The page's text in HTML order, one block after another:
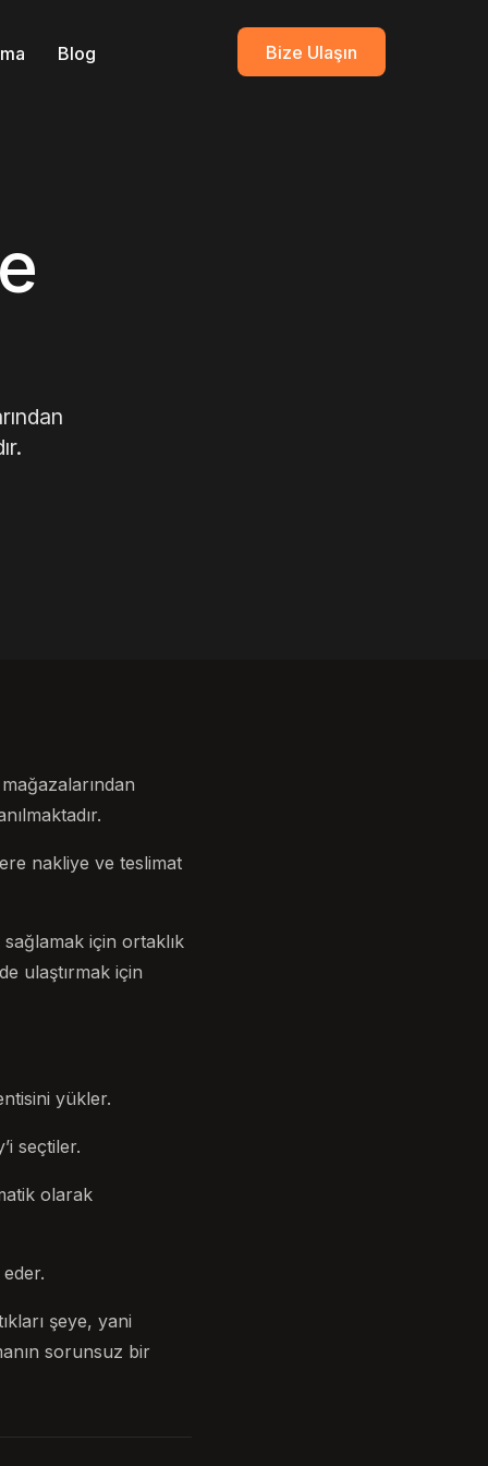
Blog Bize Ulaşın
nakliye ve teslimat
için ortaklık
ulaştırmak için
yükler.
seçtiler.
olarak
şeye, yani
sorunsuz bir